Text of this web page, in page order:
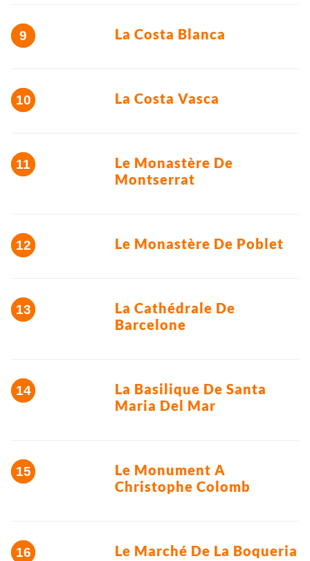
La Costa Blanca
La Costa Vasca
Le Monastère De
Montserrat
Le Monastère De Poblet
La Cathédrale De
Barcelone
La Basilique De Santa
Maria Del Mar
Le Monument A
Christophe Colomb
Le Marché De La Boqueria